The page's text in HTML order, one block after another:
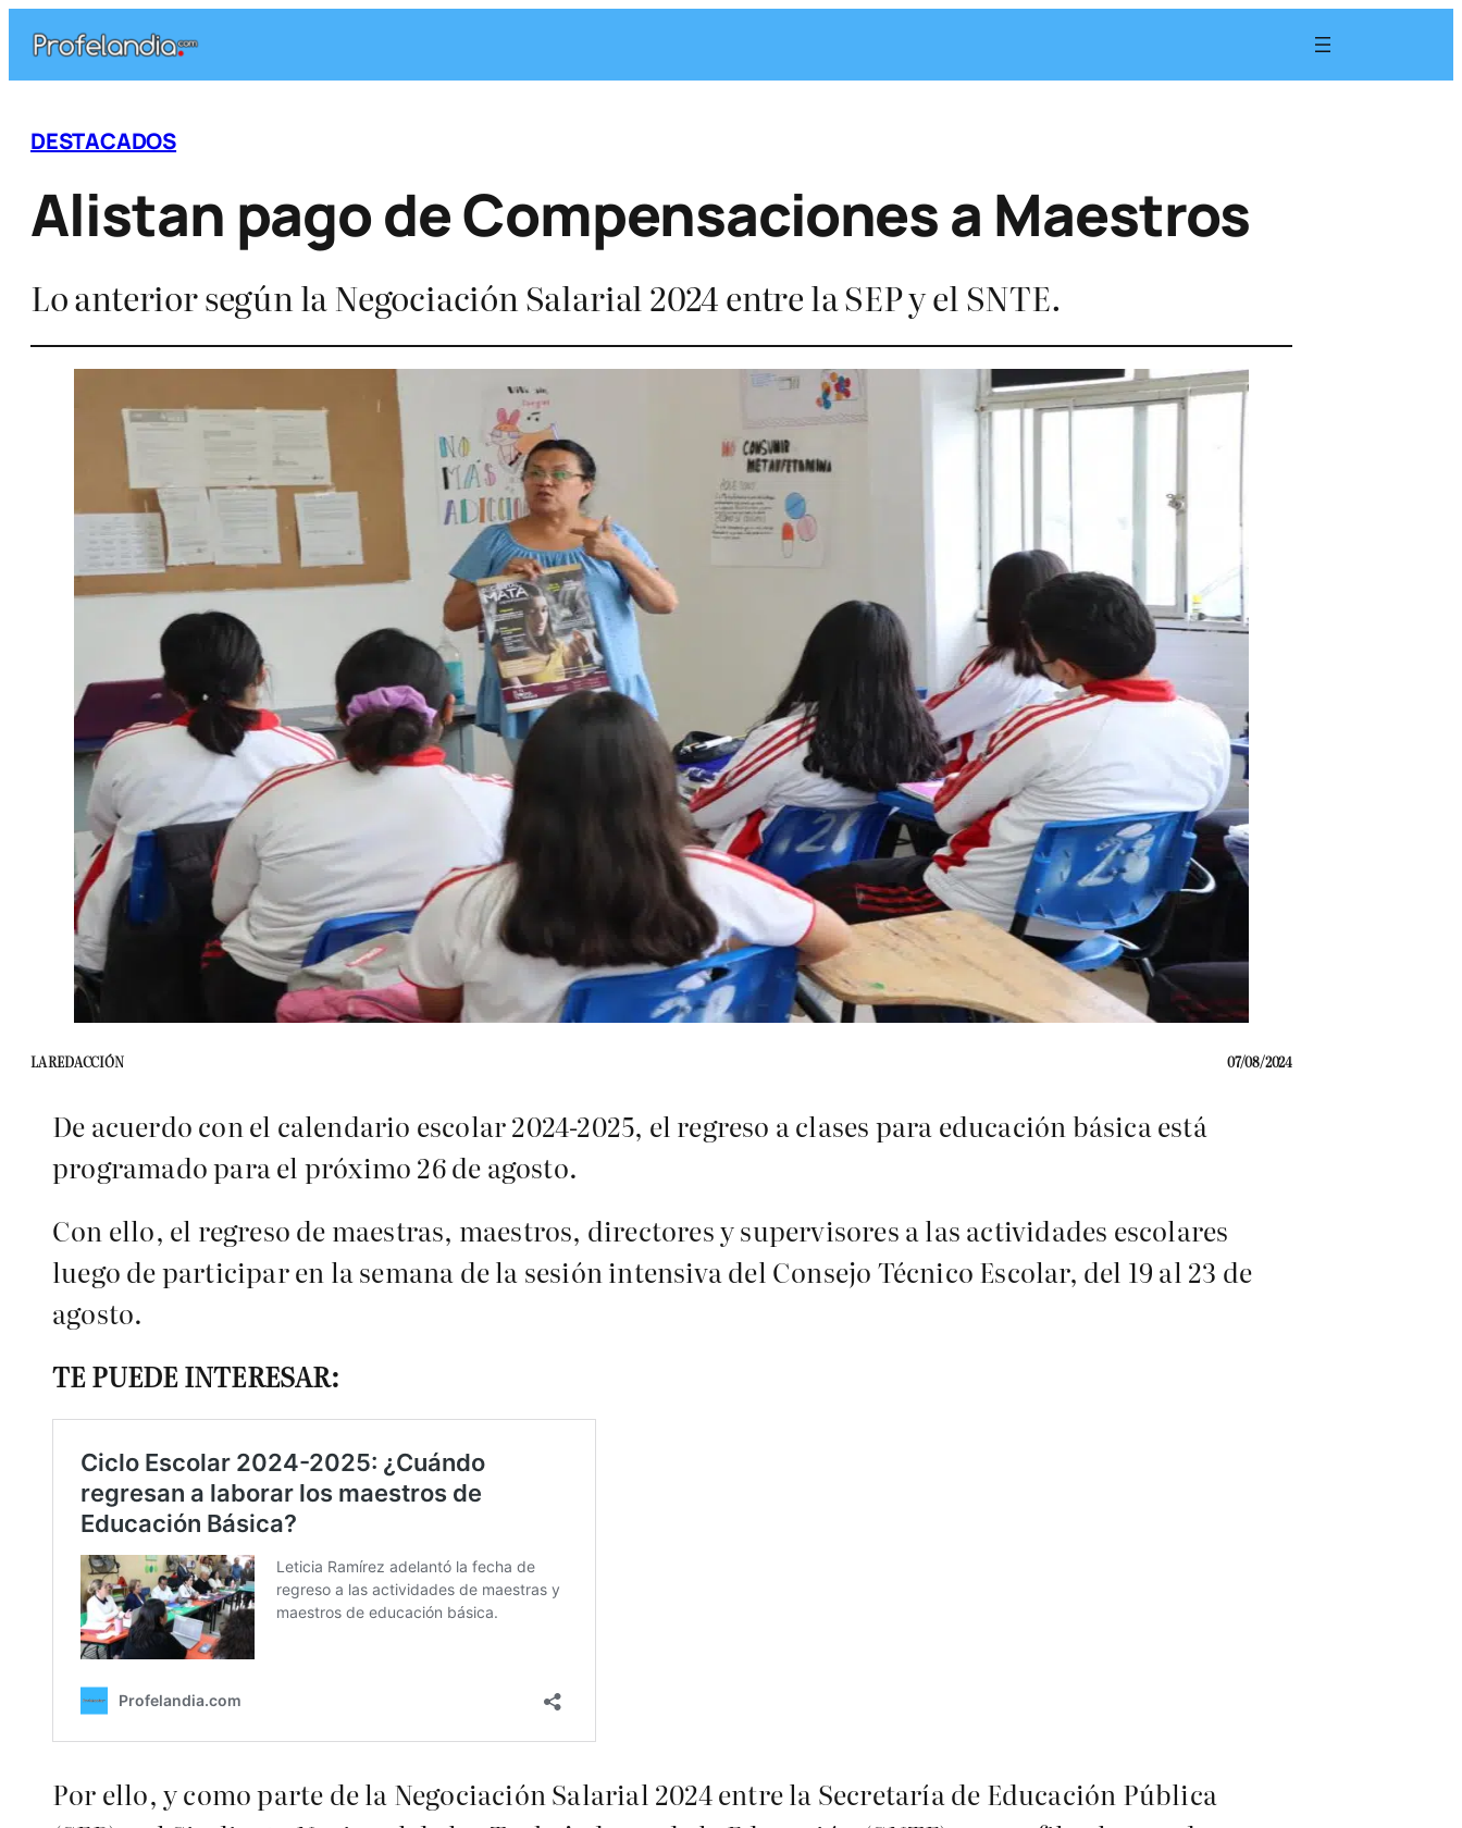
contenido
DESTACADOS
Alistan pago de Compensaciones a Maestros
Lo anterior según la Negociación Salarial 2024 entre la SEP y el SNTE.
LA REDACCIÓN 07/08/2024
De acuerdo con el calendario escolar 2024-2025, el regreso a clases para educación básica está
programado para el próximo 26 de agosto.
Con ello, el regreso de maestras, maestros, directores y supervisores a las actividades escolares
luego de participar en la semana de la sesión intensiva del Consejo Técnico Escolar, del 19 al 23 de
agosto.
TE PUEDE INTERESAR:
Por ello, y como parte de la Negociación Salarial 2024 entre la Secretaría de Educación Pública